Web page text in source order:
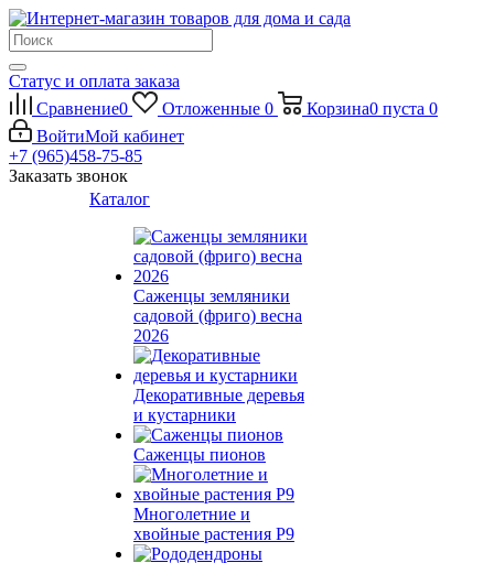
Статус и оплата заказа
Сравнение0 Отложенные 0 Корзина0 пуста 0
ВойтиМой кабинет
+7 (965)458-75-85
Заказать звонок
Каталог
Саженцы земляники
садовой (фриго) весна
2026
Декоративные деревья
и кустарники
Саженцы пионов
Многолетние и
хвойные растения Р9